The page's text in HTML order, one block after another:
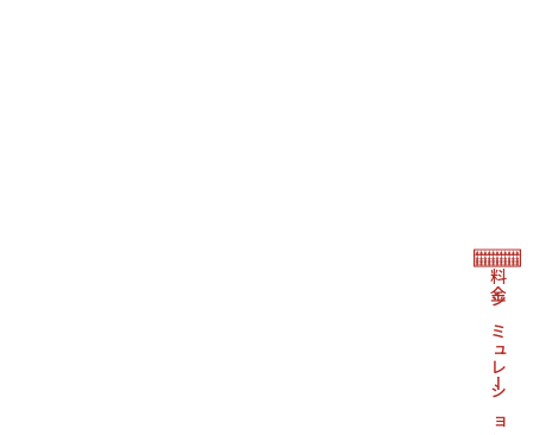
料金シミュレーション